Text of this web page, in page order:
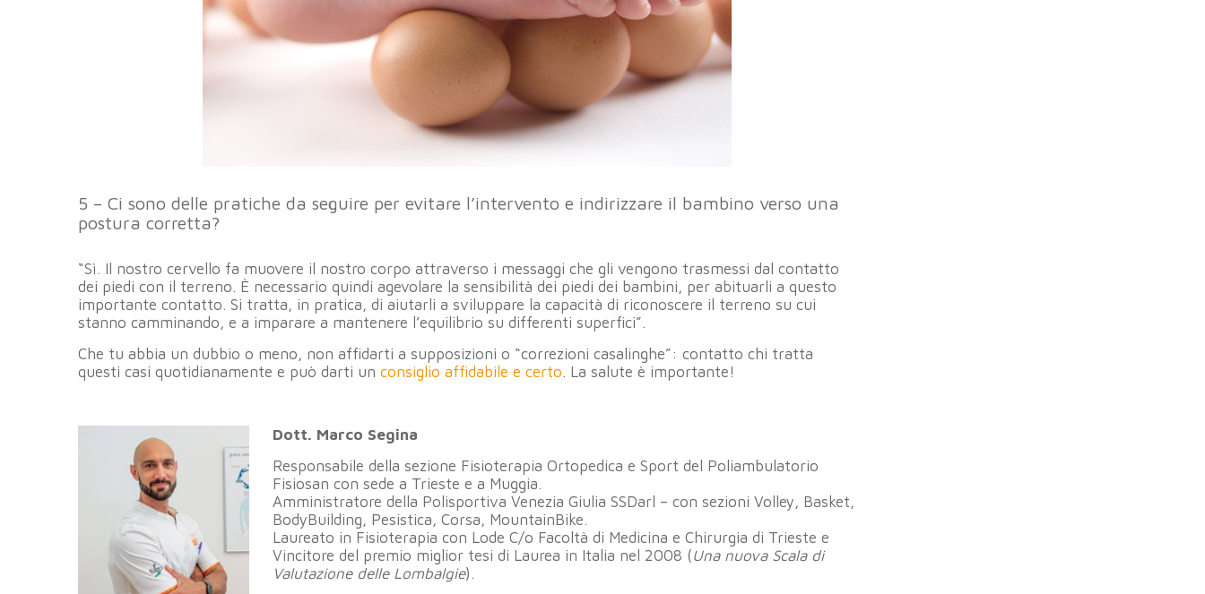
5 – Ci sono delle pratiche da seguire per evitare l’intervento e indirizzare il bambino verso una
postura corretta?
“Sì. Il nostro cervello fa muovere il nostro corpo attraverso i messaggi che gli vengono trasmessi dal contatto
dei piedi con il terreno. È necessario quindi agevolare la sensibilità dei piedi dei bambini, per abituarli a questo
importante contatto. Si tratta, in pratica, di aiutarli a sviluppare la capacità di riconoscere il terreno su cui
stanno camminando, e a imparare a mantenere l’equilibrio su differenti superfici”.
Che tu abbia un dubbio o meno, non affidarti a supposizioni o “correzioni casalinghe”: contatto chi tratta
questi casi quotidianamente e può darti un consiglio affidabile e certo. La salute è importante!
Dott. Marco Segina
Responsabile della sezione Fisioterapia Ortopedica e Sport del Poliambulatorio
Fisiosan con sede a Trieste e a Muggia.
Amministratore della Polisportiva Venezia Giulia SSDarl – con sezioni Volley, Basket,
BodyBuilding, Pesistica, Corsa, MountainBike.
Laureato in Fisioterapia con Lode C/o Facoltà di Medicina e Chirurgia di Trieste e
Vincitore del premio miglior tesi di Laurea in Italia nel 2008 (Una nuova Scala di
Valutazione delle Lombalgie).